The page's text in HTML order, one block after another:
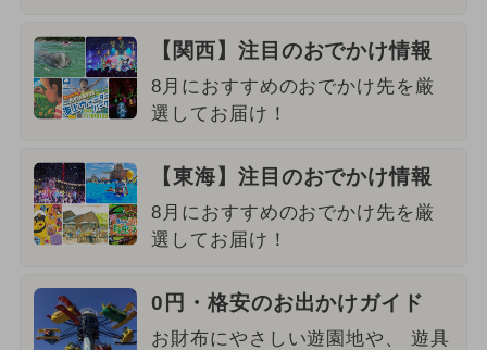
【関西】注目のおでかけ情報
8月におすすめのおでかけ先を厳
選してお届け！
【東海】注目のおでかけ情報
8月におすすめのおでかけ先を厳
選してお届け！
0円・格安のお出かけガイド
お財布にやさしい遊園地や、 遊具